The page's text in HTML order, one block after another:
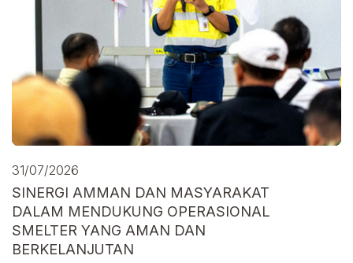
31/07/2026
SINERGI AMMAN DAN MASYARAKAT
DALAM MENDUKUNG OPERASIONAL
SMELTER YANG AMAN DAN
BERKELANJUTAN